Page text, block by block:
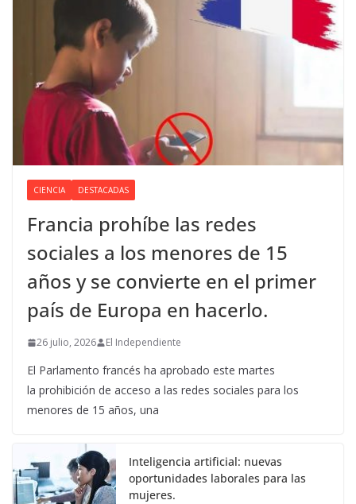
CIENCIA DESTACADAS
Francia prohíbe las redes
sociales a los menores de 15
años y se convierte en el primer
país de Europa en hacerlo.
26 julio, 2026 El Independiente
El Parlamento francés ha aprobado este martes
la prohibición de acceso a las redes sociales para los
menores de 15 años, una
Inteligencia artificial: nuevas
oportunidades laborales para las
mujeres.